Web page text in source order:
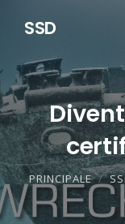
SSD
PRINCIPALE